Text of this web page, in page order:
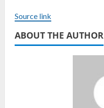
Source link
ABOUT THE AUTHOR